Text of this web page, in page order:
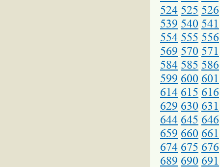
524 525 526
539 540 541
554 555 556
569 570 571
584 585 586
599 600 601
614 615 616
629 630 631
644 645 646
659 660 661
674 675 676
689 690 691